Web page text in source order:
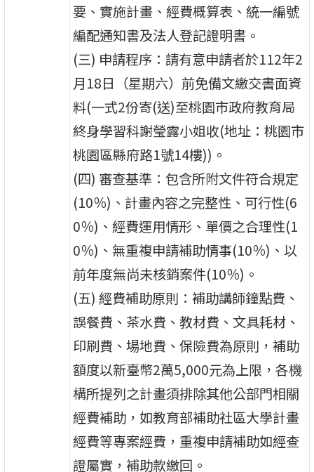
要、實施計畫、經費概算表、統一編號
編配通知書及法人登記證明書。
(三) 申請程序：請有意申請者於112年2
月18日（星期六）前免備文繳交書面資
料(一式2份寄(送)至桃園市政府教育局
終身學習科謝瑩露小姐收(地址：桃園市
桃園區縣府路1號14樓))。
(四) 審查基準：包含所附文件符合規定
(10％)、計畫內容之完整性、可行性(6
0％)、經費運用情形、單價之合理性(1
0％)、無重複申請補助情事(10％)、以
前年度無尚未核銷案件(10％)。
(五) 經費補助原則：補助講師鐘點費、
誤餐費、茶水費、教材費、文具耗材、
印刷費、場地費、保險費為原則，補助
額度以新臺幣2萬5,000元為上限，各機
構所提列之計畫須排除其他公部門相關
經費補助，如教育部補助社區大學計畫
經費等專案經費，重複申請補助如經查
證屬實，補助款繳回。